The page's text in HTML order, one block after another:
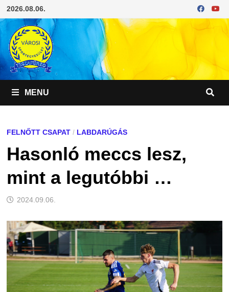
Skip
to
content
2026.08.06.
MENU
FELNŐTT CSAPAT/ LABDARÚGÁS
Hasonló meccs lesz,
mint a legutóbbi …
2024.09.06.